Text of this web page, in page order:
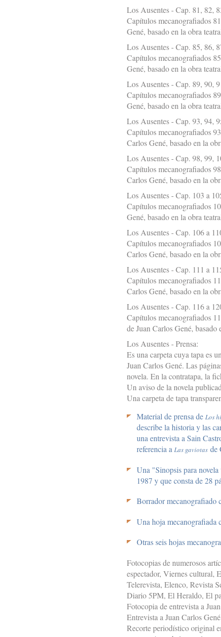
Los Ausentes - Cap. 81, 82,
Capítulos mecanografiados
Gené, basado en la obra
Los Ausentes - Cap. 85, 86,
Capítulos mecanografiados
Gené, basado en la obra
Los Ausentes - Cap. 89, 90,
Capítulos mecanografiados
Gené, basado en la obra
Los Ausentes - Cap. 93, 94,
Capítulos mecanografiados
Carlos Gené, basado en la
Los Ausentes - Cap. 98, 99,
Capítulos mecanografiados
Carlos Gené, basado en la
Los Ausentes - Cap. 103 a
Capítulos mecanografiados
Gené, basado en la obra
Los Ausentes - Cap. 106 a
Capítulos mecanografiados
Carlos Gené, basado en la
Los Ausentes - Cap. 111 a
Capítulos mecanografiados
Carlos Gené, basado en la
Los Ausentes - Cap. 116 a
Capítulos mecanografiados
de Juan Carlos Gené,
Los Ausentes - Prensa:
Es una carpeta cuya tapa es
Juan Carlos Gené. Las
novela. En la contratapa, la
Un aviso de la novela
Una carpeta de tapa
Material de prensa de Los
describe la historia y las
una entrevista a Sain
referencia a Las gaviotas de
Una "Sinopsis para
1987 y que consta de 28
Borrador mecanografiado
Una hoja mecanografiada
Otras seis hojas
Fotocopias de numerosos
espectador, Viernes cultural,
Telerevista, Elenco, Revista
Diario 5PM, El Heraldo, El
Fotocopia de entrevista a
Entrevista a Juan Carlos
Recorte periodístico original